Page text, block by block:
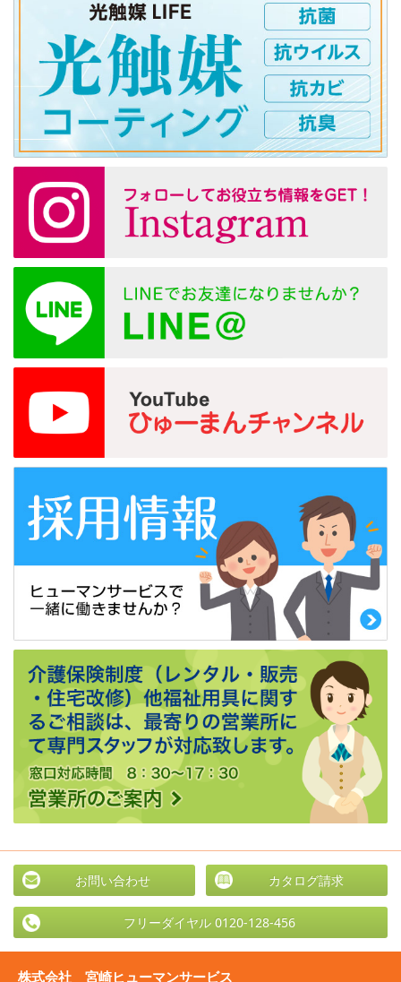
お問い合わせ カタログ請求
フリーダイヤル 0120-128-456
株式会社 宮崎ヒューマンサービス